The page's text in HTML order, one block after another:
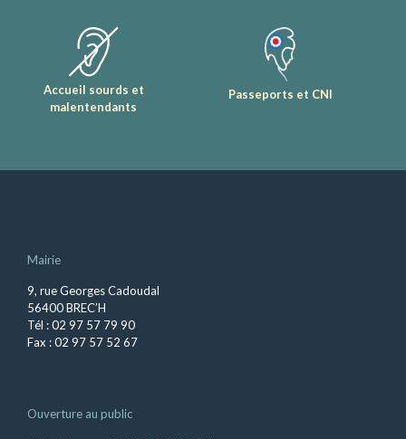
Accueil sourds et
malentendants
Passeports et CNI
Mairie
9, rue Georges Cadoudal
56400 BREC’H
Tél : 02 97 57 79 90
Fax : 02 97 57 52 67
Ouverture au public